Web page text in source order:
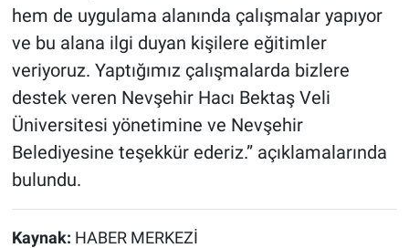
hem de uygulama alanında çalışmalar yapıyor
ve bu alana ilgi duyan kişilere eğitimler
veriyoruz. Yaptığımız çalışmalarda bizlere
destek veren Nevşehir Hacı Bektaş Veli
Üniversitesi yönetimine ve Nevşehir
Belediyesine teşekkür ederiz.” açıklamalarında
bulundu.
Kaynak: HABER MERKEZİ